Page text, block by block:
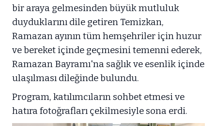
bir araya gelmesinden büyük mutluluk
duyduklarını dile getiren Temizkan,
Ramazan ayının tüm hemşehriler için huzur
ve bereket içinde geçmesini temenni ederek,
Ramazan Bayramı'na sağlık ve esenlik içinde
ulaşılması dileğinde bulundu.
Program, katılımcıların sohbet etmesi ve
hatıra fotoğrafları çekilmesiyle sona erdi.